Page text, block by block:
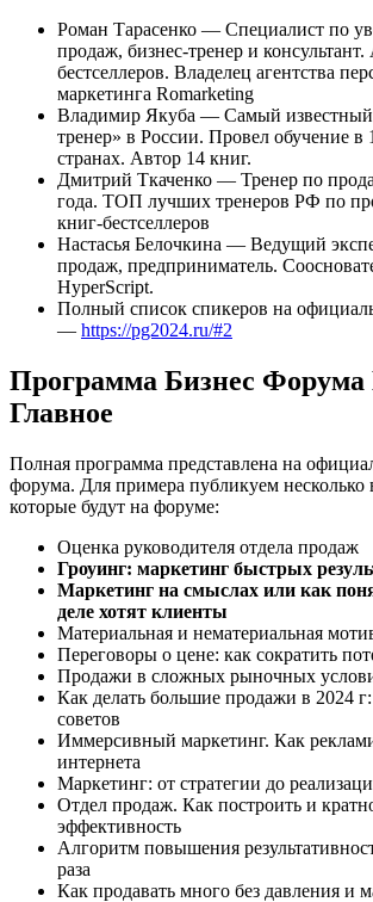
Роман Тарасенко — Специалист по
продаж, бизнес-тренер и
бестселлеров. Владелец агентства
маркетинга Romarketing
Владимир Якуба — Самый известный
тренер» в России. Провел обучение в
странах. Автор 14 книг.
Дмитрий Ткаченко — Тренер по
года. ТОП лучших тренеров РФ по
книг-бестселлеров
Настасья Белочкина — Ведущий
продаж, предприниматель.
HyperScript.
Полный список спикеров на
— https://pg2024.ru/#2
Программа Бизнес
Главное
Полная программа представлена на
форума. Для примера публикуем несколько
которые будут на форуме:
Оценка руководителя отдела продаж
Гроуинг: маркетинг быстрых
Маркетинг на смыслах или как
деле хотят клиенты
Материальная и нематериальная
Переговоры о цене: как сократить
Продажи в сложных рыночных
Как делать большие продажи в 2024
советов
Иммерсивный маркетинг. Как
интернета
Маркетинг: от стратегии до
Отдел продаж. Как построить и
эффективность
Алгоритм повышения
раза
Как продавать много без давления и